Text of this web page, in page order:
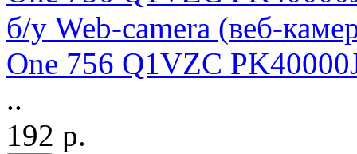
б/у Web-camera (веб-
One 756 Q1VZC
..
192 р.